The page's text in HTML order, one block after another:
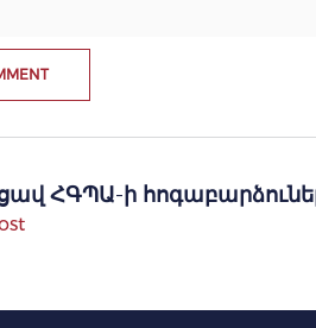
ՀԳՊԱ-ի